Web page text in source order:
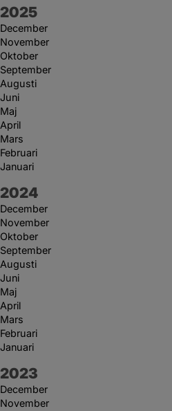
År:
2025
December
November
Oktober
September
Augusti
Juni
Maj
April
Mars
Februari
Januari
År:
2024
December
November
Oktober
September
Augusti
Juni
Maj
April
Mars
Februari
Januari
År:
2023
December
November